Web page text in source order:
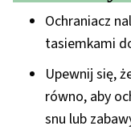
Ochraniacz
tasiemkami
Upewnij się,
równo, aby
snu lub